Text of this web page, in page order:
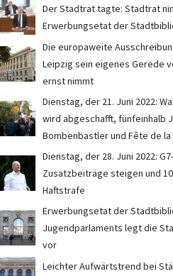
Der Stadtrat tagte: Stadtrat
Erwerbungsetat der
Die europaweite
Leipzig sein eigenes Gerede
ernst nimmt
Dienstag, der 21. Juni 2022:
wird abgeschafft, fünfeinhalb
Bombenbastler und Fête de
Dienstag, der 28. Juni 2022:
Zusatzbeiträge steigen und
Haftstrafe
Erwerbungsetat der
Jugendparlaments legt die
vor
Leichter Aufwärtstrend bei